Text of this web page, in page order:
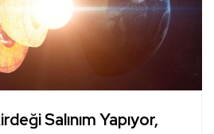
Salınım Yapıyor,